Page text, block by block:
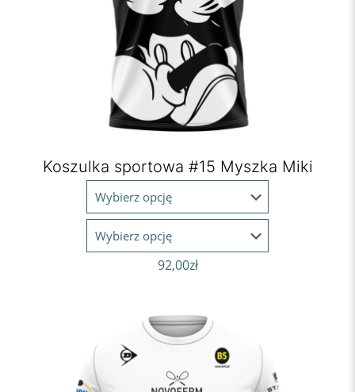
Koszulka sportowa #15 Myszka Miki
92,00zł